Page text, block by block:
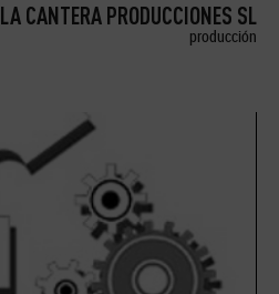
LA CANTERA PRODUCCIONES SL
producción